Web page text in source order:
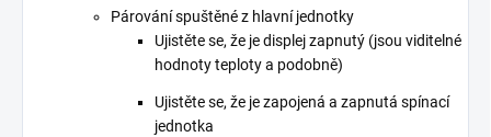
Párování spuštěné z hlavní jednotky
Ujistěte se, že je displej zapnutý (jsou viditelné
hodnoty teploty a podobně)
Ujistěte se, že je zapojená a zapnutá spínací
jednotka